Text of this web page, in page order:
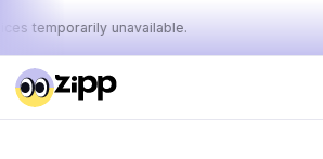
temporarily unavailable.